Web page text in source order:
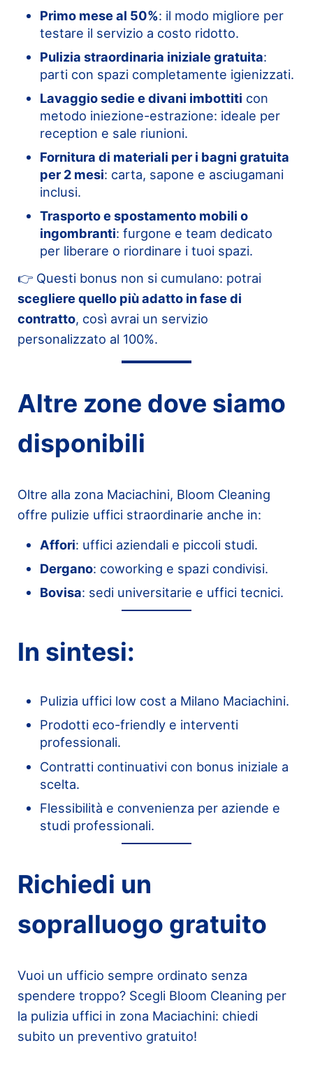
Primo mese al 50%: il modo migliore per
testare il servizio a costo ridotto.
Pulizia straordinaria iniziale gratuita:
parti con spazi completamente igienizzati.
Lavaggio sedie e divani imbottiti con
metodo iniezione-estrazione: ideale per
reception e sale riunioni.
Fornitura di materiali per i bagni gratuita
per 2 mesi: carta, sapone e asciugamani
inclusi.
Trasporto e spostamento mobili o
ingombranti: furgone e team dedicato
per liberare o riordinare i tuoi spazi.
👉 Questi bonus non si cumulano: potrai
scegliere quello più adatto in fase di
contratto, così avrai un servizio
personalizzato al 100%.
Altre zone dove siamo
disponibili
Oltre alla zona Maciachini, Bloom Cleaning
offre pulizie uffici straordinarie anche in:
Affori: uffici aziendali e piccoli studi.
Dergano: coworking e spazi condivisi.
Bovisa: sedi universitarie e uffici tecnici.
In sintesi:
Pulizia uffici low cost a Milano Maciachini.
Prodotti eco-friendly e interventi
professionali.
Contratti continuativi con bonus iniziale a
scelta.
Flessibilità e convenienza per aziende e
studi professionali.
Richiedi un
sopralluogo gratuito
Vuoi un ufficio sempre ordinato senza
spendere troppo? Scegli Bloom Cleaning per
la pulizia uffici in zona Maciachini: chiedi
subito un preventivo gratuito!